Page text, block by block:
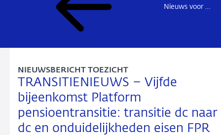
Nieuws voor de sector
TRANSITIENIEUWS – Vijfde
bijeenkomst Platform
pensioentransitie: transitie dc naar
dc en onduidelijkheden eisen FPR
NIEUWSBERICHT TOEZICHT